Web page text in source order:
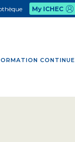
CONTINUE
My ICHEC